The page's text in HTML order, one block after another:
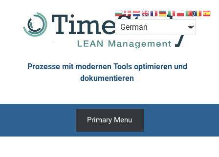
content
Prozesse mit modernen Tools optimieren und
dokumentieren
Primary Menu